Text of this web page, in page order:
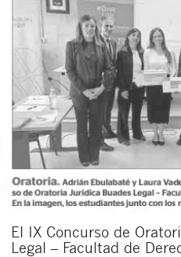
El IX Concurso de
Legal – Facultad de